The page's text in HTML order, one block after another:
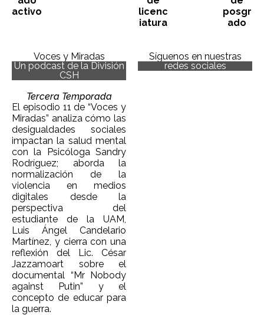
activo
licenc
iatura
posgr
ado
Voces y Miradas
Un podcast de la División
CSH
Tercera Temporada
El episodio 11 de “Voces y
Miradas” analiza cómo las
desigualdades sociales
impactan la salud mental
con la Psicóloga Sandry
Rodríguez; aborda la
normalización de la
violencia en medios
digitales desde la
perspectiva del
estudiante de la UAM,
Luis Ángel Candelario
Martínez, y cierra con una
reflexión del Lic. César
Jazzamoart sobre el
documental “Mr Nobody
against Putin” y el
concepto de educar para
la guerra.
Síguenos en nuestras
redes sociales